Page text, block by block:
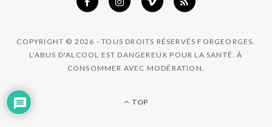
COPYRIGHT © 2026 - TOUS DROITS RÉSERVÉS FORGEORGES.
L'ABUS D'ALCOOL EST DANGEREUX POUR LA SANTÉ. À
CONSOMMER AVEC MODÉRATION.
TOP